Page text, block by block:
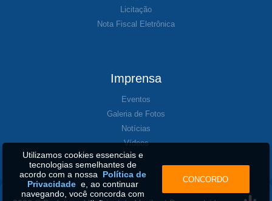
Licitação
Nota Fiscal Eletrônica
Imprensa
Eventos
Galeria de Fotos
Notícias
Vídeos
Utilizamos cookies essenciais e
tecnologias semelhantes de
acordo com a nossa Política de
Privacidadee, ao continuar
navegando, você concorda com
CONCORDO